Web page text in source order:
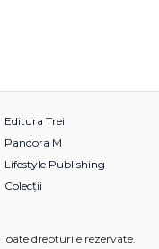
Editura Trei
Pandora M
Lifestyle Publishing
Colecții
drepturile rezervate.